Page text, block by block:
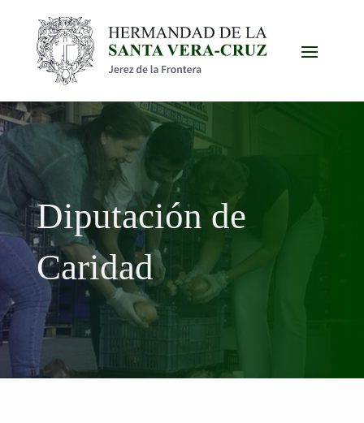
Diputación de
Caridad